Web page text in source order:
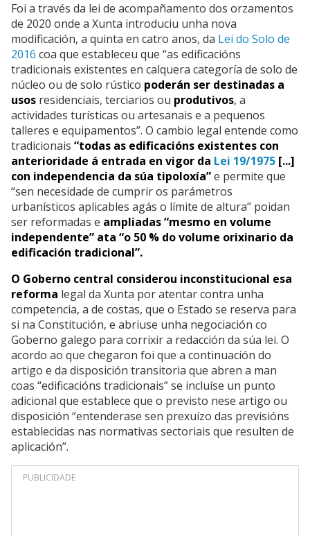
Foi a través da lei de acompañamento dos orzamentos
de 2020 onde a Xunta introduciu unha nova
modificación, a quinta en catro anos, da Lei do Solo de
2016 coa que estableceu que “as edificacións
tradicionais existentes en calquera categoría de solo de
núcleo ou de solo rústico poderán ser destinadas a
usos residenciais, terciarios ou produtivos, a
actividades turísticas ou artesanais e a pequenos
talleres e equipamentos”. O cambio legal entende como
tradicionais “todas as edificacións existentes con
anterioridade á entrada en vigor da Lei 19/1975 [...]
con independencia da súa tipoloxía”e permite que
“sen necesidade de cumprir os parámetros
urbanísticos aplicables agás o límite de altura” poidan
ser reformadas e ampliadas “mesmo en volume
independente” ata “o 50 % do volume orixinario da
edificación tradicional”.
O Goberno central considerou inconstitucional esa
reforma legal da Xunta por atentar contra unha
competencia, a de costas, que o Estado se reserva para
si na Constitución, e abriuse unha negociación co
Goberno galego para corrixir a redacción da súa lei. O
acordo ao que chegaron foi que a continuación do
artigo e da disposición transitoria que abren a man
coas “edificacións tradicionais” se incluíse un punto
adicional que establece que o previsto nese artigo ou
disposición “entenderase sen prexuízo das previsións
establecidas nas normativas sectoriais que resulten de
aplicación”.
PUBLICIDADE